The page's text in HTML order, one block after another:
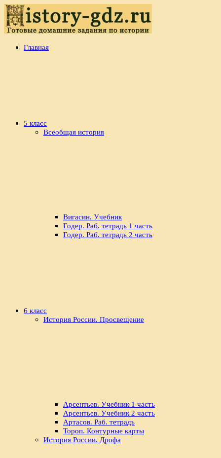
Перейти
к
содержимому
history-
ГотовыеГлавная
5 класс
Всеобщая история
Вигасин. Учебник
Годер. Раб. тетрадь 1 часть
Годер. Раб. тетрадь 2 часть
6 класс
История России. Просвещение
Арсентьев. Учебник 1 часть
Арсентьев. Учебник 2 часть
Артасов. Раб. тетрадь
Тороп. Контурные карты
История России. Дрофа